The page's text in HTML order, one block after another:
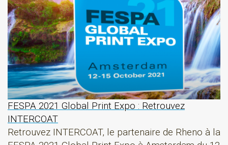
FESPA 2021 Global Print Expo : Retrouvez
INTERCOAT
Retrouvez INTERCOAT, le partenaire de Rheno à la